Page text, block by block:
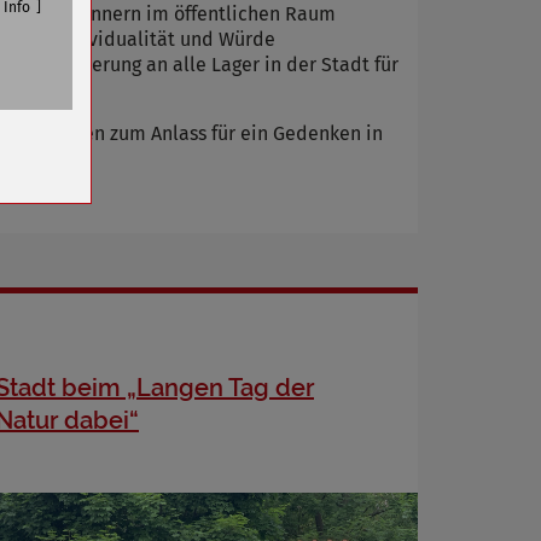
zum Erinnern im öffentlichen Raum
ihre Individualität und Würde
die Erinnerung an alle Lager in der Stadt für
Parteien zum Anlass für ein Gedenken in
beim „Langen Tag der
dabei“
Info